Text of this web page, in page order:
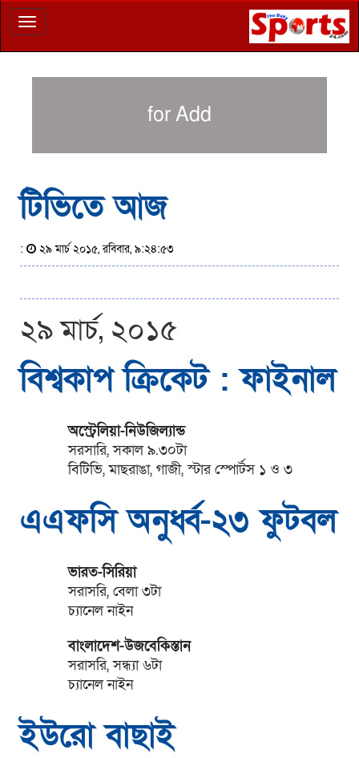
Toggle
navigation
for Add
টিভিতে আজ
: ২৯ মার্চ ২০১৫, রবিবার, ৯:২৪:৫৩
২৯ মার্চ, ২০১৫
বিশ্বকাপ ক্রিকেট : ফাইনাল
অস্ট্রেলিয়া-নিউজিল্যান্ড
সরসারি, সকাল ৯.৩০টা
বিটিভি, মাছরাঙা, গাজী, স্টার স্পোর্টস ১ ও ৩
এএফসি অনুর্ধ্ব-২৩ ফুটবল
ভারত-সিরিয়া
সরাসরি, বেলা ৩টা
চ্যানেল নাইন
বাংলাদেশ-উজবেকিস্তান
সরাসরি, সন্ধ্যা ৬টা
চ্যানেল নাইন
ইউরো বাছাই